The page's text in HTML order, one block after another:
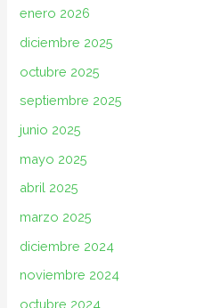
enero 2026
diciembre 2025
octubre 2025
septiembre 2025
junio 2025
mayo 2025
abril 2025
marzo 2025
diciembre 2024
noviembre 2024
octubre 2024